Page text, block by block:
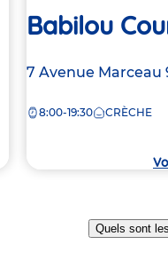
Babilou
Adresse
la
7 Avenue Marceau
8:00-19:30 CRÈCHE
Quels sont